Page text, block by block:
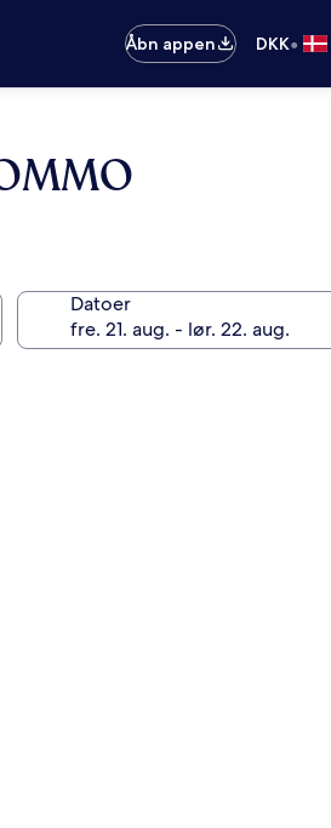
Åbn appen DKK•
Datoer